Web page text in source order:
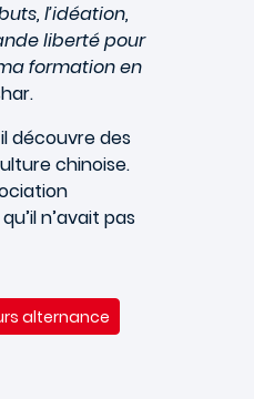
l’idéation,
liberté pour
formation en
découvre des
chinoise.
n’avait pas
alternance